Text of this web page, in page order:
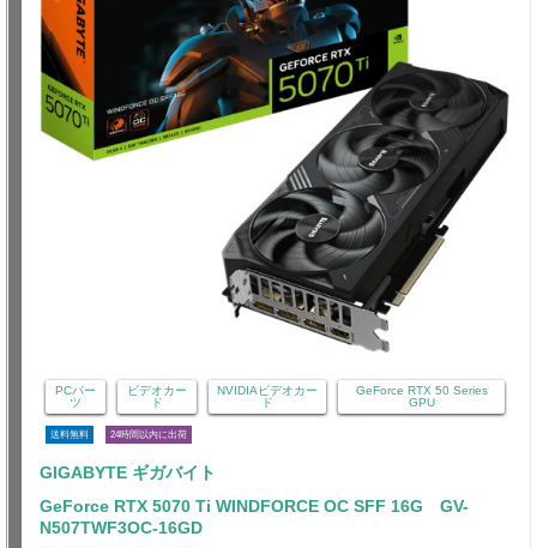
PCパー
ツ
ビデオカー
ド
NVIDIAビデオカー
ド
GeForce RTX 50 Series
GPU
送料無料 24時間以内に出荷
GIGABYTE ギガバイト
GeForce RTX 5070 Ti WINDFORCE OC SFF 16G GV-
N507TWF3OC-16GD